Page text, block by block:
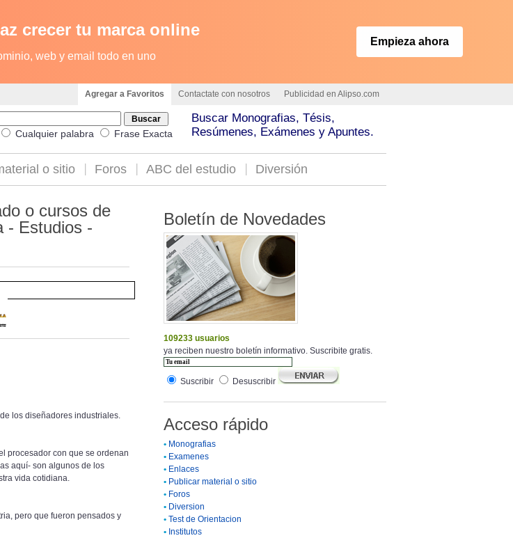
crecer tu marca online
web y email todo en uno
Empieza ahora
Agregar a Favoritos Contactate con nosotros Publicidad en Alipso.com
Cualquier palabra Frase Exacta
Buscar Monografias, Tésis,
Resúmenes, Exámenes y Apuntes.
o sitio Foros ABC del estudio Diversión
o cursos de
- Estudios -
los diseñadores industriales.
procesador con que se ordenan
aquí- son algunos de los
vida cotidiana.
pero que fueron pensados y
Boletín de Novedades
109233 usuarios
ya reciben nuestro boletín informativo. Suscribite gratis.
Suscribir Desuscribir
Acceso rápido
• Monografias
• Examenes
• Enlaces
• Publicar material o sitio
• Foros
• Diversion
• Test de Orientacion
• Institutos